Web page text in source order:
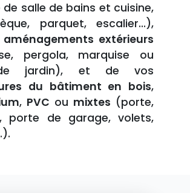
de salle de bains et cuisine,
parquet, escalier...),
aménagements extérieurs
pergola, marquise ou
jardin), et de vos
du bâtiment en bois,
, PVC ou mixtes (porte,
porte de garage, volets,